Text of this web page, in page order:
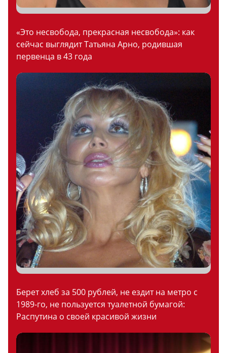
«Это несвобода, прекрасная несвобода»: как
сейчас выглядит Татьяна Арно, родившая
первенца в 43 года
Берет хлеб за 500 рублей, не ездит на метро с
1989-го, не пользуется туалетной бумагой:
Распутина о своей красивой жизни